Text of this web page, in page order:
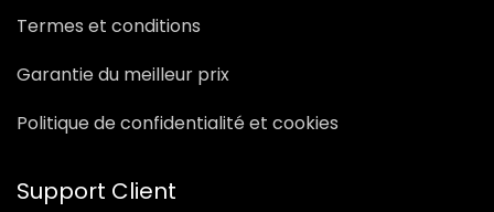
Termes et conditions
Garantie du meilleur prix
Politique de confidentialité et cookies
Support Client